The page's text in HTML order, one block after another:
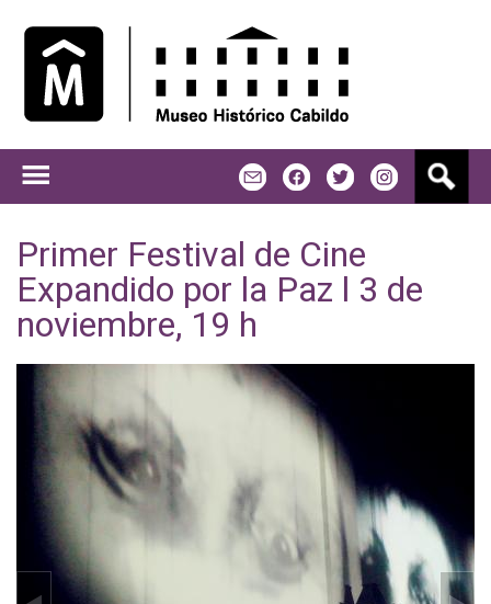
Primer Festival de Cine
Expandido por la Paz l 3 de
noviembre, 19 h
s
r